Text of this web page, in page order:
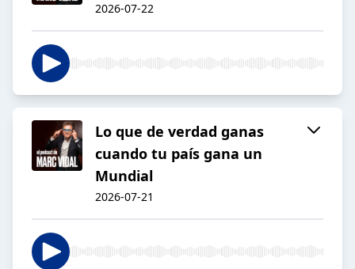
2026-07-22
Lo que de verdad ganas
cuando tu país gana un
Mundial
2026-07-21